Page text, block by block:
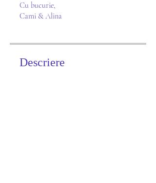
Cu bucurie,
Cami & Alina
Descriere